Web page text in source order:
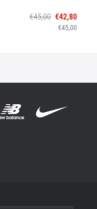
€45,00 €42,80
€45,00